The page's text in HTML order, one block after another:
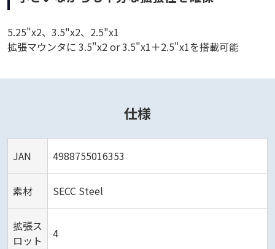
5.25"x2、3.5"x2、2.5"x1
拡張マウンタに 3.5"x2 or 3.5"x1＋2.5"x1を搭載可能
仕様
JAN 4988755016353
素材 SECC Steel
拡張ス
ロット
4